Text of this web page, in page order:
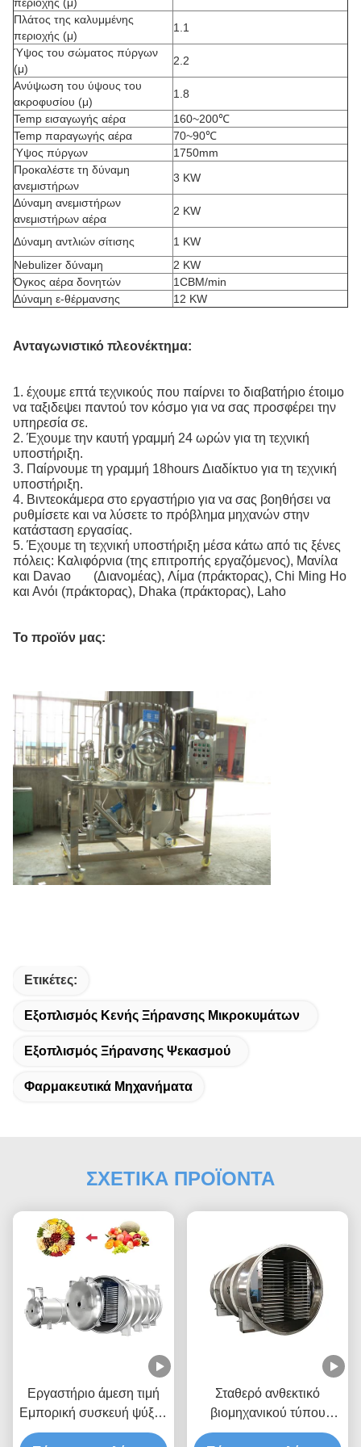
Πλάτος της καλυμμένης
περιοχής (μ)
1.1
Ύψος του σώματος πύργων
(μ)
2.2
Ανύψωση του ύψους του
ακροφυσίου (μ)
1.8
Temp εισαγωγής αέρα
160~200℃
Temp παραγωγής αέρα
70~90℃
Ύψος πύργων
1750mm
Προκαλέστε τη δύναμη
ανεμιστήρων
3 KW
Δύναμη ανεμιστήρων
ανεμιστήρων αέρα
2 KW
Δύναμη αντλιών σίτισης
1 KW
Nebulizer δύναμη
2 KW
Όγκος αέρα δονητών
1CBM/min
Δύναμη ε-θέρμανσης
12 KW
Ανταγωνιστικό πλεονέκτημα:
1. έχουμε επτά τεχνικούς που παίρνει το διαβατήριο έτοιμο
να ταξιδεψει παντού τον κόσμο για να σας προσφέρει την
υπηρεσία σε.
2. Έχουμε την καυτή γραμμή 24 ωρών για τη τεχνική
υποστήριξη.
3. Παίρνουμε τη γραμμή 18hours Διαδίκτυο για τη τεχνική
υποστήριξη.
4. Βιντεοκάμερα στο εργαστήριο για να σας βοηθήσει να
ρυθμίσετε και να λύσετε το πρόβλημα μηχανών στην
κατάσταση εργασίας.
5. Έχουμε τη τεχνική υποστήριξη μέσα κάτω από τις ξένες
πόλεις: Καλιφόρνια (της επιτροπής εργαζόμενος), Μανίλα
και Davao (Διανομέας), Λίμα (πράκτορας), Chi Ming Ho
και Ανόι (πράκτορας), Dhaka (πράκτορας), Laho
Το προϊόν μας:
Ετικέτες:
Εξοπλισμός Κενής Ξήρανσης Μικροκυμάτων
Εξοπλισμός Ξήρανσης Ψεκασμού
Φαρμακευτικά Μηχανήματα
ΣΧΕΤΙΚΑ ΠΡΟΪΟΝΤΑ
Εργαστήριο άμεση τιμή
Εμπορική συσκευή ψύξης
και στεγνώσεως με κενό
Σταθερό ανθεκτικό
βιομηχανικού τύπου
μηχάνημα